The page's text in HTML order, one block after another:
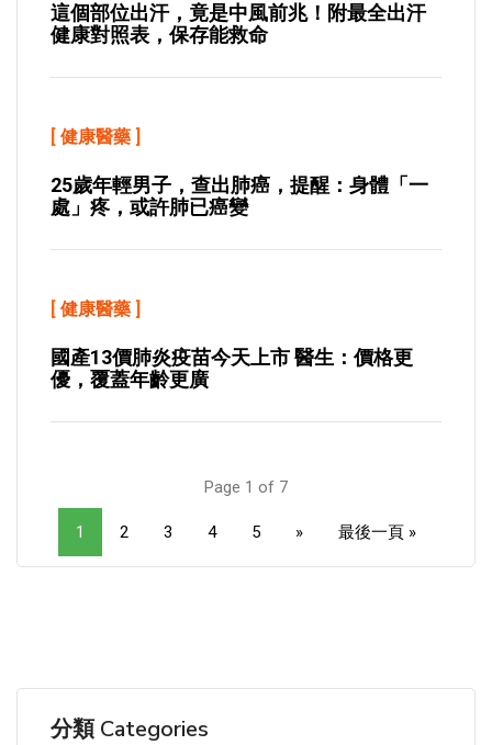
這個部位出汗，竟是中風前兆！附最全出汗
健康對照表，保存能救命
[ 健康醫藥 ]
25歲年輕男子，查出肺癌，提醒：身體「一
處」疼，或許肺已癌變
[ 健康醫藥 ]
國產13價肺炎疫苗今天上市 醫生：價格更
優，覆蓋年齡更廣
Page 1 of 7
1 2 3 4 5 » 最後一頁 »
分類 Categories